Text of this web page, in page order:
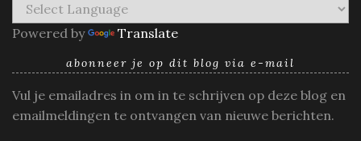
Powered by Translate
abonneer je op dit blog via e-mail
Vul je emailadres in om in te schrijven op deze blog en
emailmeldingen te ontvangen van nieuwe berichten.